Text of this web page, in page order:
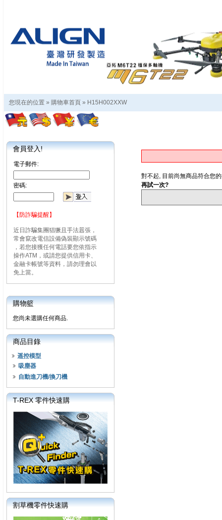
您現在的位置 » 購物車首頁 » H15H002XXW
會員登入!
電子郵件:
密碼:
【防詐騙提醒】
近日詐騙集團猖獗且手法囂張，
常會竄改電信設備偽裝顯示號碼
，若您接獲任何電話要您依指示
操作ATM，或請您提供信用卡、
金融卡帳號等資料，請勿理會以
免上當。
購物籃
您尚未選購任何商品.
商品目錄
遥控模型
吸塵器
自動進刀機/換刀機
T-REX 零件快速購
割草機零件快速購
對不起, 目前尚無商品符合您
再試一次?